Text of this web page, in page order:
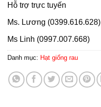
Hỗ trợ trực tuyến
Ms. Lương (0399.616.628)
Ms Linh (0997.007.668)
Danh mục: Hạt giống rau